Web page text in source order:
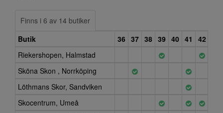
Finns i 6 av 14 butiker
Butik
36 37 38 39 40 41 42
Riekershopen, Halmstad
Sköna Skon , Norrköping
Löthmans Skor, Sandviken
Skocentrum, Umeå